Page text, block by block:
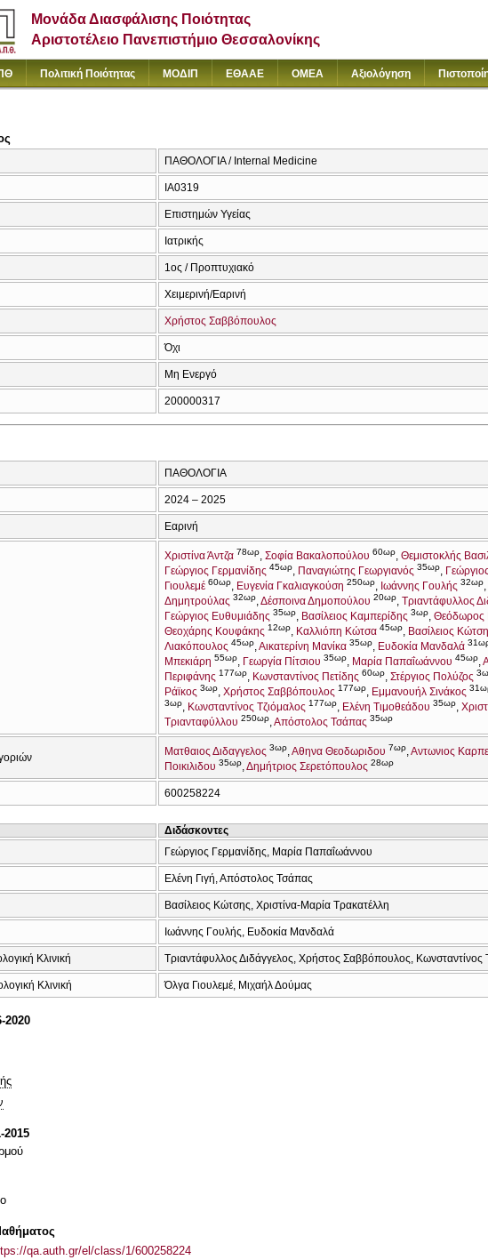
Μονάδα Διασφάλισης Ποιότητας
Αριστοτέλειο Πανεπιστήμιο Θεσσαλονίκης
Πολιτική Ποιότητας ΜΟΔΙΠ ΕΘΑΑΕ ΟΜΕΑ Αξιολόγηση
ΠΑΘΟΛΟΓΙΑ / Internal Medicine
ΙΑ0319
Επιστημών Υγείας
Ιατρικής
1ος / Προπτυχιακό
Χειμερινή/Εαρινή
Χρήστος Σαββόπουλος
Όχι
Μη Ενεργό
200000317
ΠΑΘΟΛΟΓΙΑ
2024 – 2025
Εαρινή
Χριστίνα Άντζα 78ωρ Σοφία Βακαλοπούλου 60ωρ Θεμιστοκλής
Γεώργιος Γερμανίδης 45ωρ Παναγιώτης Γεωργιανός 35ωρ
Γιουλεμέ 60ωρ Ευγενία Γκαλιαγκούση 250ωρ Ιωάννης Γουλής 32ωρ
Δημητρούλας 32ωρ Δέσποινα Δημοπούλου 20ωρ Τριαντάφυλλος
Γεώργιος Ευθυμιάδης 35ωρ Βασίλειος Καμπερίδης 3ωρ Θεόδωρος
Θεοχάρης Κουφάκης 12ωρ Καλλιόπη Κώτσα 45ωρ Βασίλειος
Λιακόπουλος 45ωρ Αικατερίνη Μανίκα 35ωρ Ευδοκία Μανδαλά
Μπεκιάρη 55ωρ Γεωργία Πίτσιου 35ωρ Μαρία Παπαΐωάννου 45ωρ
Περιφάνης 177ωρ Κωνσταντίνος Πετίδης 60ωρ Στέργιος Πολύζος
Ράϊκος 3ωρ Χρήστος Σαββόπουλος 177ωρ Εμμανουήλ Σινάκος
3ωρ Κωνσταντίνος Τζιόμαλος 177ωρ Ελένη Τιμοθεάδου 35ωρ
Τριανταφύλλου 250ωρ Απόστολος Τσάπας 35ωρ
Ματθαιος Διδαγγελος 3ωρ Αθηνα Θεοδωριδου 7ωρ Αντωνιος
Ποικιλιδου 35ωρ Δημήτριος Σερετόπουλος 28ωρ
600258224
Διδάσκοντες
Γεώργιος Γερμανίδης, Μαρία Παπαΐωάννου
Ελένη Γιγή, Απόστολος Τσάπας
Βασίλειος Κώτσης, Χριστίνα-Μαρία Τρακατέλλη
Ιωάννης Γουλής, Ευδοκία Μανδαλά
Κλινική Τριαντάφυλλος Διδάγγελος, Χρήστος Σαββόπουλος, Κωνσταντίνος
Κλινική Όλγα Γιουλεμέ, Μιχαήλ Δούμας
2020
2015
qa.auth.gr/el/class/1/600258224